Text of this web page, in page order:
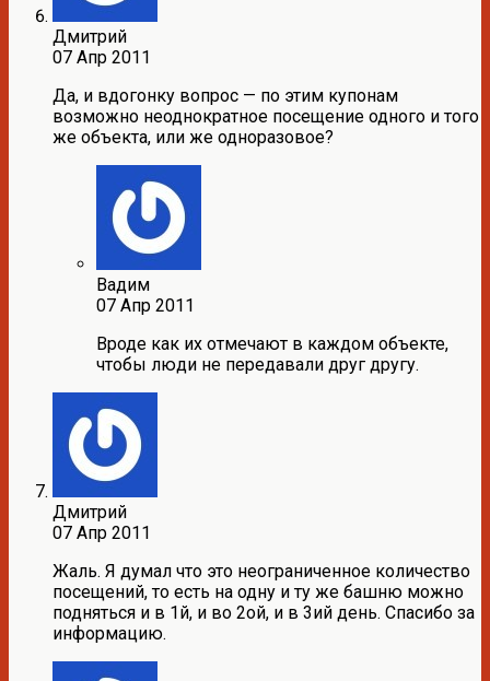
Дмитрий
07 Апр 2011
Да, и вдогонку вопрос — по этим купонам
возможно неоднократное посещение одного и того
же объекта, или же одноразовое?
Вадим
07 Апр 2011
Вроде как их отмечают в каждом объекте,
чтобы люди не передавали друг другу.
Дмитрий
07 Апр 2011
Жаль. Я думал что это неограниченное количество
посещений, то есть на одну и ту же башню можно
подняться и в 1й, и во 2ой, и в 3ий день. Спасибо за
информацию.